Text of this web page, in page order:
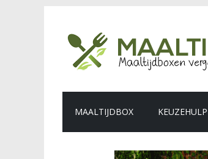
MAALTIJDBOX KEUZEHULP